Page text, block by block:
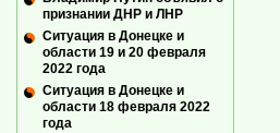
признании ДНР и ЛНР
Ситуация в Донецке и
области 19 и 20 февраля
2022 года
Ситуация в Донецке и
области 18 февраля 2022
года